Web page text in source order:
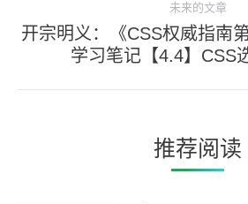
文
章：
未来的文章
未
来
的
章：
开宗明义：《CSS权威指南
学习笔记【4.4】CSS
推荐阅读